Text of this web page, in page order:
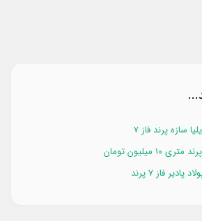
سازه پرند فاز ۷
میلیون تومان
فاز ۷ پرند